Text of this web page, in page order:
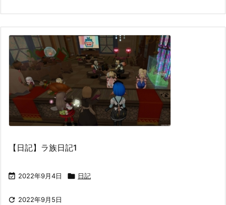
【日記】ラ族日記1
 2022年9月4日  日記
 2022年9月5日